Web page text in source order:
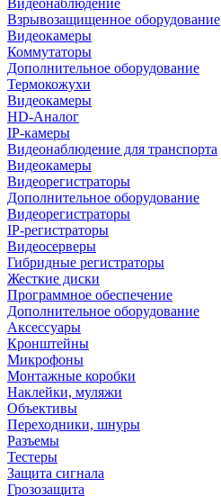
Видеонаблюдение
Взрывозащищенное оборудование
Видеокамеры
Коммутаторы
Дополнительное оборудование
Термокожухи
Видеокамеры
HD-Аналог
IP-камеры
Видеонаблюдение для транспорта
Видеокамеры
Видеорегистраторы
Дополнительное оборудование
Видеорегистраторы
IP-регистраторы
Видеосерверы
Гибридные регистраторы
Жесткие диски
Программное обеспечение
Дополнительное оборудование
Аксессуары
Кронштейны
Микрофоны
Монтажные коробки
Наклейки, муляжи
Объективы
Переходники, шнуры
Разъемы
Тестеры
Защита сигнала
Грозозащита